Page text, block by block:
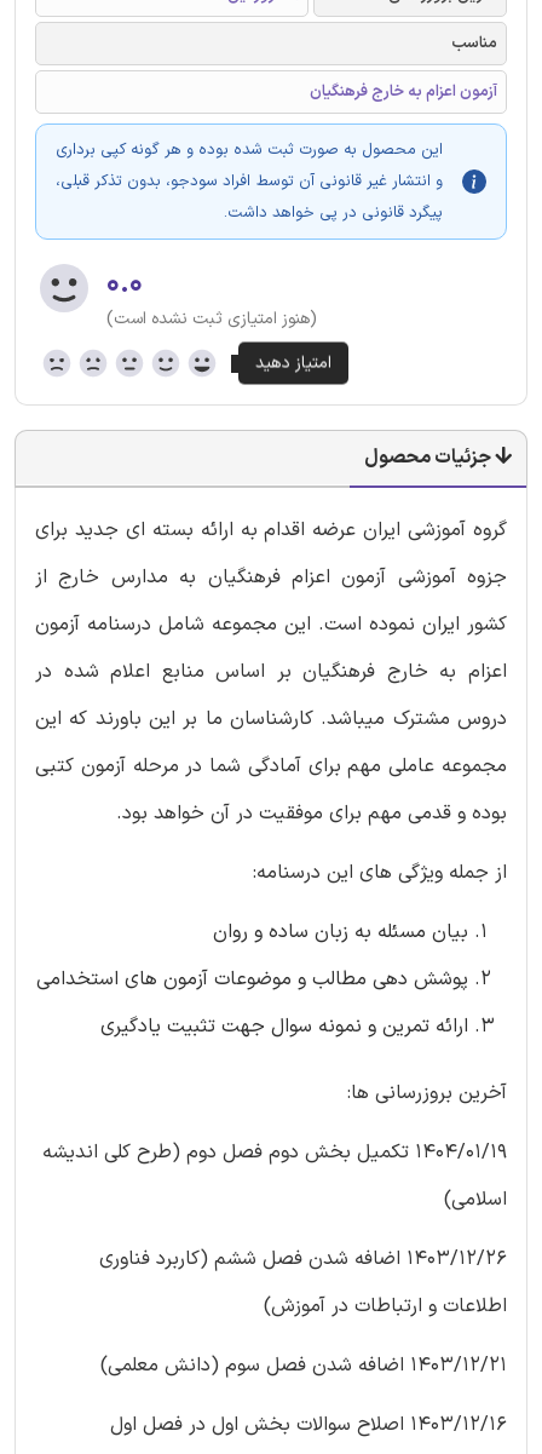
مناسب
آزمون اعزام به خارج فرهنگیان
این محصول به صورت ثبت شده بوده و هر گونه کپی برداری
و انتشار غیر قانونی آن توسط افراد سودجو، بدون تذکر قبلی،
پیگرد قانونی در پی خواهد داشت.
۰.۰
(هنوز امتیازی ثبت نشده است)
جزئیات محصول
گروه آموزشی ایران عرضه اقدام به ارائه بسته ای جدید برای
جزوه آموزشی آزمون اعزام فرهنگیان به مدارس خارج از
کشور ایران نموده است. این مجموعه شامل درسنامه آزمون
اعزام به خارج فرهنگیان بر اساس منابع اعلام شده در
دروس مشترک میباشد. کارشناسان ما بر این باورند که این
مجموعه عاملی مهم برای آمادگی شما در مرحله آزمون کتبی
بوده و قدمی مهم برای موفقیت در آن خواهد بود.
از جمله ویژگی های این درسنامه:
بیان مسئله به زبان ساده و روان
پوشش دهی مطالب و موضوعات آزمون های استخدامی
ارائه تمرین و نمونه سوال جهت تثبیت یادگیری
آخرین بروزرسانی ها:
1404/01/19 تکمیل بخش دوم فصل دوم (طرح کلی اندیشه
اسلامی)
1403/12/26 اضافه شدن فصل ششم (کاربرد فناوری
اطلاعات و ارتباطات در آموزش)
1403/12/21 اضافه شدن فصل سوم (دانش معلمی)
1403/12/16 اصلاح سوالات بخش اول در فصل اول